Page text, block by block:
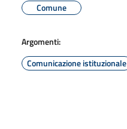
Comune
Argomenti:
Comunicazione istituzionale